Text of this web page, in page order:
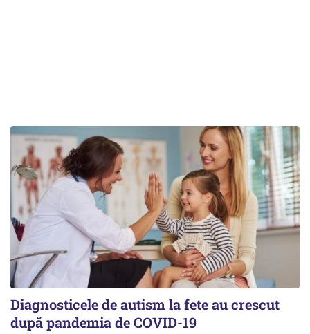
Diagnosticele de autism la fete au crescut
după pandemia de COVID-19